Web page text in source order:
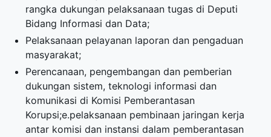
rangka dukungan pelaksanaan tugas di Deputi
Bidang Informasi dan Data;
Pelaksanaan pelayanan laporan dan pengaduan
masyarakat;
Perencanaan, pengembangan dan pemberian
dukungan sistem, teknologi informasi dan
komunikasi di Komisi Pemberantasan
Korupsi;e.pelaksanaan pembinaan jaringan kerja
antar komisi dan instansi dalam pemberantasan